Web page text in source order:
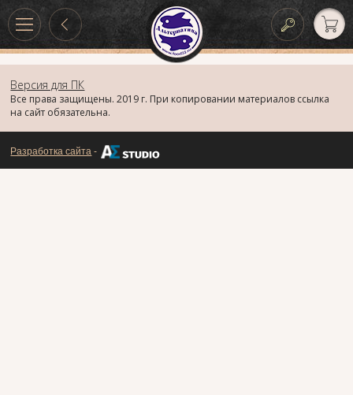
Версия для ПК
Все права защищены. 2019 г. При копировании материалов ссылка
на сайт обязательна.
Разработка сайта -